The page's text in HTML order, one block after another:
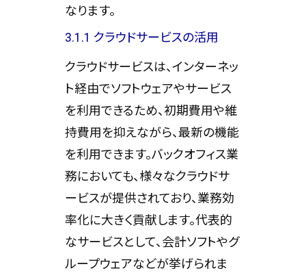
なります。
3.1.1 クラウドサービスの活用
クラウドサービスは、インターネッ
ト経由でソフトウェアやサービス
を利用できるため、初期費用や維
持費用を抑えながら、最新の機能
を利用できます。バックオフィス業
務においても、様々なクラウドサ
ービスが提供されており、業務効
率化に大きく貢献します。代表的
なサービスとして、会計ソフトやグ
ループウェアなどが挙げられま